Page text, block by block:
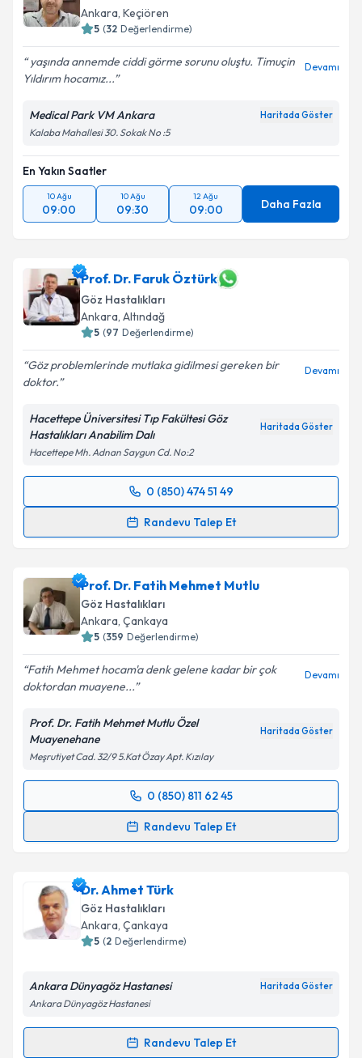
Ankara, Keçiören
5 (32 Değerlendirme)
yaşında annemde ciddi görme sorunu oluştu. Timuçin
Yıldırım hocamız...
Devamı
Medical Park VM Ankara Haritada Göster
Kalaba Mahallesi 30. Sokak No :5
En Yakın Saatler
10 Ağu
09:00
10 Ağu
09:30
12 Ağu
09:00 Daha Fazla
Prof. Dr. Faruk Öztürk
Göz Hastalıkları
Ankara, Altındağ
5 (97 Değerlendirme)
Göz problemlerinde mutlaka gidilmesi gereken bir
doktor.
Devamı
Hacettepe Üniversitesi Tıp Fakültesi Göz
Hastalıkları Anabilim Dalı
Haritada Göster
Hacettepe Mh. Adnan Saygun Cd. No:2
0 (850) 474 51 49
Randevu Talep Et
Randevu Takvimi Talebi
takvim hazırlandığında e-posta ile bilgilendireceğiz.
E-posta Adresiniz
Kişisel verilerimin işlenmesine ilişkin
'ni okudum ve kişisel verilerimin belirtilen
kapsamda işlenmesini kabul ediyorum.
Takvim Talebini Gönder
Prof. Dr. Fatih Mehmet Mutlu
Göz Hastalıkları
Ankara, Çankaya
5 (359 Değerlendirme)
Fatih Mehmet hocam'a denk gelene kadar bir çok
doktordan muayene...
Devamı
Prof. Dr. Fatih Mehmet Mutlu Özel
Muayenehane
Haritada Göster
Meşrutiyet Cad. 32/9 5.Kat Özay Apt. Kızılay
0 (850) 811 62 45
Randevu Talep Et
Randevu Takvimi Talebi
için bir takvim hazırlandığında e-posta ile
bilgilendireceğiz.
E-posta Adresiniz
'ni okudum ve kişisel verilerimin belirtilen
kapsamda işlenmesini kabul ediyorum.
Dr. Ahmet Türk
Göz Hastalıkları
Ankara, Çankaya
5 (2 Değerlendirme)
Ankara Dünyagöz Hastanesi Haritada Göster
Ankara Dünyagöz Hastanesi
Randevu Talep Et
Randevu Takvimi Talebi